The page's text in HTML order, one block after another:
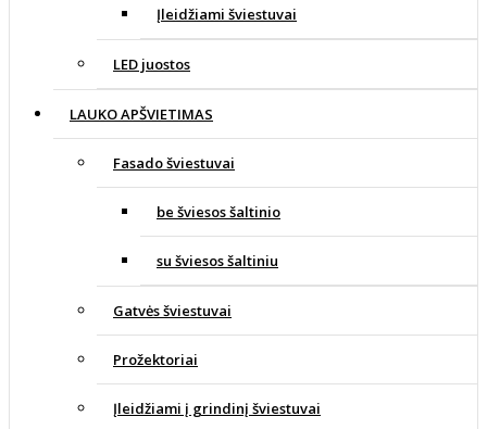
Įleidžiami šviestuvai
LED juostos
LAUKO APŠVIETIMAS
Fasado šviestuvai
be šviesos šaltinio
su šviesos šaltiniu
Gatvės šviestuvai
Prožektoriai
Įleidžiami į grindinį šviestuvai